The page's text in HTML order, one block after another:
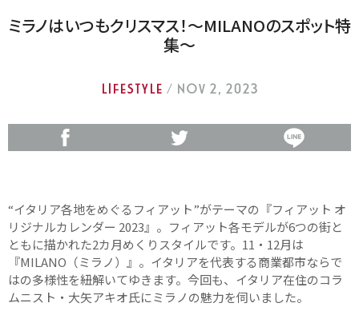
ミラノはいつもクリスマス！〜MILANOのスポット特
集〜
LIFESTYLE / Nov 2, 2023
“イタリア各地をめぐるフィアット”がテーマの『フィアット オ
リジナルカレンダー 2023』。フィアット各モデルが6つの街と
ともに描かれた2カ月めくりスタイルです。11・12月は
『MILANO（ミラノ）』。イタリアを代表する商業都市ならで
はの多様性を紐解いてゆきます。今回も、イタリア在住のコラ
ムニスト・大矢アキオ氏にミラノの魅力を伺いました。